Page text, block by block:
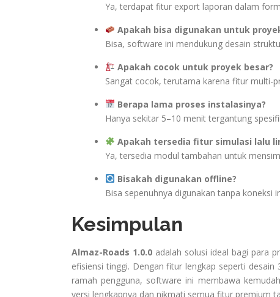
Ya, terdapat fitur export laporan dalam
Apakah bisa digunakan untuk
Bisa, software ini mendukung desain
Apakah cocok untuk proyek besar?
Sangat cocok, terutama karena fitur multi-
Berapa lama proses instalasinya?
Hanya sekitar 5–10 menit tergantung
Apakah tersedia fitur simulasi lalu
Ya, tersedia modul tambahan untuk
Bisakah digunakan offline?
Bisa sepenuhnya digunakan tanpa koneksi
Kesimpulan
Almaz-Roads 1.0.0adalah solusi ideal bagi para
efisiensi tinggi. Dengan fitur lengkap seperti
ramah pengguna, software ini membawa
versi lengkapnya dan nikmati semua fitur premium